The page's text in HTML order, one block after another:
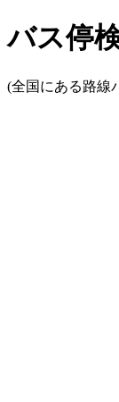
バス停
(全国にある路線